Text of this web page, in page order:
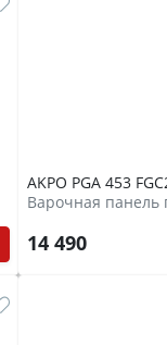
AKPO PGA 453
Варочная панель
14 490